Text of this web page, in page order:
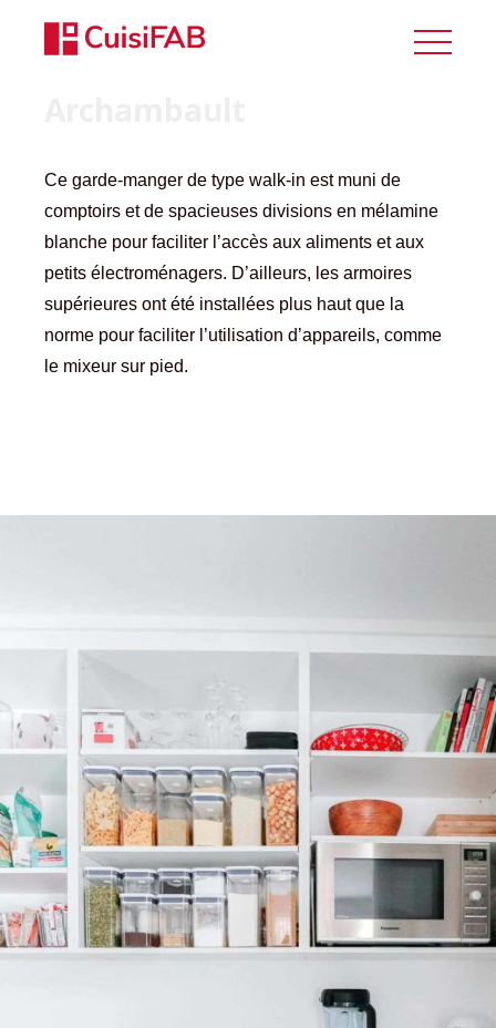
Ce garde-manger de type walk-in est muni de
comptoirs et de spacieuses divisions en mélamine
blanche pour faciliter l’accès aux aliments et aux
petits électroménagers. D’ailleurs, les armoires
supérieures ont été installées plus haut que la
norme pour faciliter l’utilisation d’appareils, comme
le mixeur sur pied.